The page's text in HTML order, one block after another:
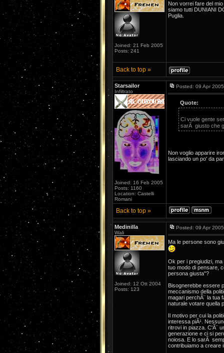
Joined: 21 Feb 2005
Posts: 241
Non vorrei fare del
siamo tutti DUNIANI
Puglia.
Back to top »
Starsailor
Infiltrato
Joined: 16 Feb 2005
Posts: 1160
Location: Castelli
Romani
Posted: 09 Apr
Quote:
Ci vuole gente
sarÃ giusto che
Non voglio apparire
lasciando un po' da
Back to top »
Medinilla
Wali
Joined: 12 Ott 2004
Posts: 123
Posted: 09 Apr
Ma le persone sono
Ok per i pregiudizi, ma
tuo modo di pensare,
persona giusta"?
Bisognerebbe essere
meccanismo della
magari perchÃ¨ la tua
naturale votare quella
Il motivo per cui la
interessa piÃ¹.
ritrovi in piazza. C'Ã¨
generazione e ci si
noiosa. E lo sarÃ
contribuiamo a creare